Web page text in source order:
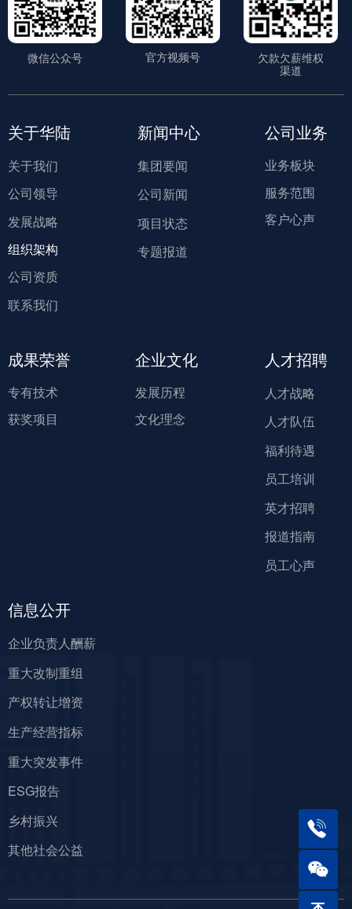
欠款欠薪维权
渠道
微信公众号 官方视频号
关于华陆
关于我们
公司领导
发展战略
组织架构
公司资质
联系我们
新闻中心
集团要闻
公司新闻
项目状态
专题报道
公司业务
业务板块
服务范围
客户心声
成果荣誉
专有技术
获奖项目
企业文化
发展历程
文化理念
人才招聘
人才战略
人才队伍
福利待遇
员工培训
英才招聘
报道指南
员工心声
信息公开
企业负责人酬薪
重大改制重组
产权转让增资
生产经营指标
重大突发事件
ESG报告
乡村振兴
其他社会公益